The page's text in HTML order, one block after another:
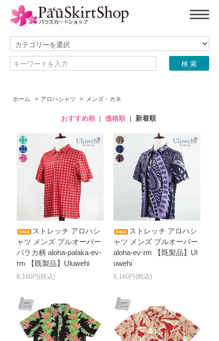
ホーム > アロハシャツ > メンズ・カネ
おすすめ順| 価格順| 新着順
ストレッチ アロハシ
ャツ メンズ プルオーバー
パラカ柄 aloha-palaka-ev-
rm 【既製品】Uluwehi
6,160円(税込)
ストレッチ アロハシ
ャツ メンズ プルオーバー
aloha-ev-rm 【既製品】Ul
uwehi
6,160円(税込)